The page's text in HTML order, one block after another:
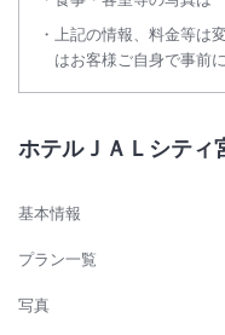
上記の情報、料金等は
はお客様ご自身で事前
ホテルＪＡＬシティ
基本情報
プラン一覧
写真